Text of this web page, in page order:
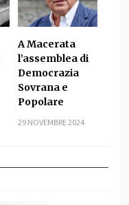
A Macerata
l’assemblea di
Democrazia
Sovrana e
Popolare
29 NOVEMBRE 2024